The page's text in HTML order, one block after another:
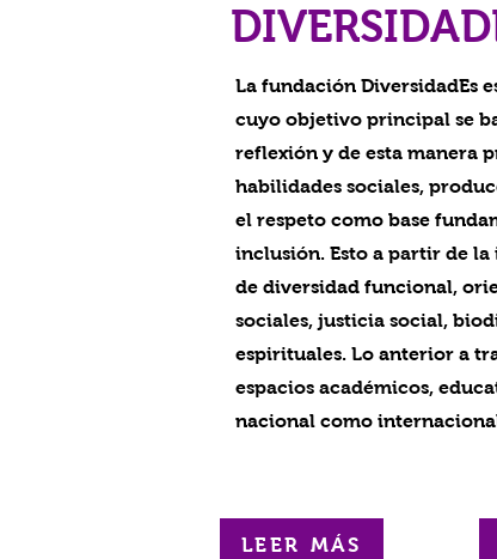
DIVERSIDAD
La fundación DiversidadEs
cuyo objetivo principal se
reflexión y de esta manera
habilidades sociales,
el respeto como base
inclusión. Esto a partir de
de diversidad funcional,
sociales, justicia social,
espirituales. Lo anterior a
espacios académicos,
nacional como
LEER MÁS